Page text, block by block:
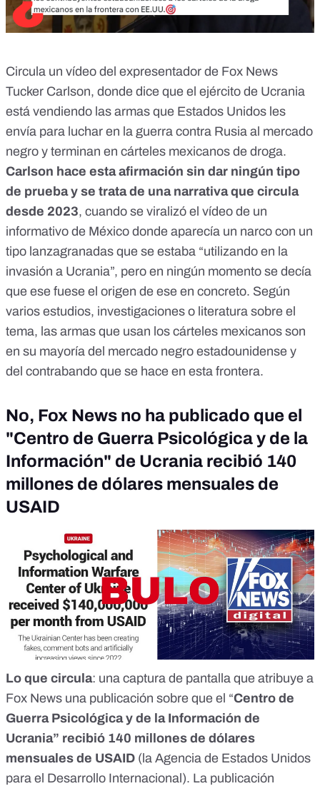
Circula un vídeo del expresentador de Fox News
Tucker Carlson, donde dice que el ejército de Ucrania
está vendiendo las armas que Estados Unidos les
envía para luchar en la guerra contra Rusia al mercado
negro y terminan en cárteles mexicanos de droga.
Carlson hace esta afirmación sin dar ningún tipo
de prueba y se trata de una narrativa que circula
desde 2023, cuando se viralizó el vídeo de un
informativo de México donde aparecía un narco con un
tipo lanzagranadas que se estaba “utilizando en la
invasión a Ucrania”, pero en ningún momento se decía
que ese fuese el origen de ese en concreto. Según
varios estudios, investigaciones o literatura sobre el
tema, las armas que usan los cárteles mexicanos son
en su mayoría del mercado negro estadounidense y
del contrabando que se hace en esta frontera.
No, Fox News no ha publicado que el
"Centro de Guerra Psicológica y de la
Información" de Ucrania recibió 140
millones de dólares mensuales de
USAID
Lo que circula: una captura de pantalla que atribuye a
Fox News una publicación sobre que el “Centro de
Guerra Psicológica y de la Información de
Ucrania” recibió 140 millones de dólares
mensuales de USAID (la Agencia de Estados Unidos
para el Desarrollo Internacional). La publicación